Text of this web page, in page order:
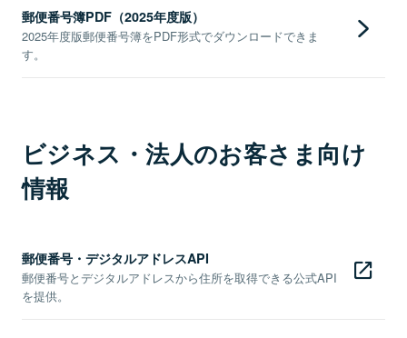
郵便番号簿PDF（2025年度版）
2025年度版郵便番号簿をPDF形式でダウンロードできま
す。
ビジネス・法人のお客さま向け
情報
郵便番号・デジタルアドレスAPI
郵便番号とデジタルアドレスから住所を取得できる公式API
を提供。